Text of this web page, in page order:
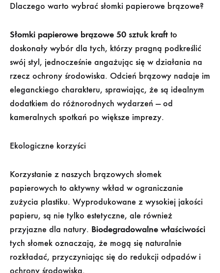
Dlaczego warto wybrać słomki papierowe brązowe?
Słomki papierowe brązowe 50 sztuk kraft to
doskonały wybór dla tych, którzy pragną podkreślić
swój styl, jednocześnie angażując się w działania na
rzecz ochrony środowiska. Odcień brązowy nadaje im
eleganckiego charakteru, sprawiając, że są idealnym
dodatkiem do różnorodnych wydarzeń — od
kameralnych spotkań po większe imprezy.
Ekologiczne korzyści
Korzystanie z naszych brązowych słomek
papierowych to aktywny wkład w ograniczanie
zużycia plastiku. Wyprodukowane z wysokiej jakości
papieru, są nie tylko estetyczne, ale również
przyjazne dla natury. Biodegradowalne właściwości
tych słomek oznaczają, że mogą się naturalnie
rozkładać, przyczyniając się do redukcji odpadów i
ochrony środowiska.